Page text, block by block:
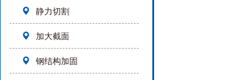
静力切割
加大截面
钢结构加固